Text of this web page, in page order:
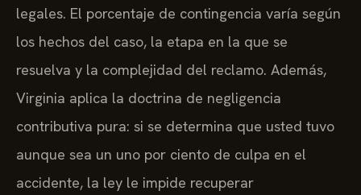
legales. El porcentaje de contingencia varía según
los hechos del caso, la etapa en la que se
resuelva y la complejidad del reclamo. Además,
Virginia aplica la doctrina de negligencia
contributiva pura: si se determina que usted tuvo
aunque sea un uno por ciento de culpa en el
accidente, la ley le impide recuperar